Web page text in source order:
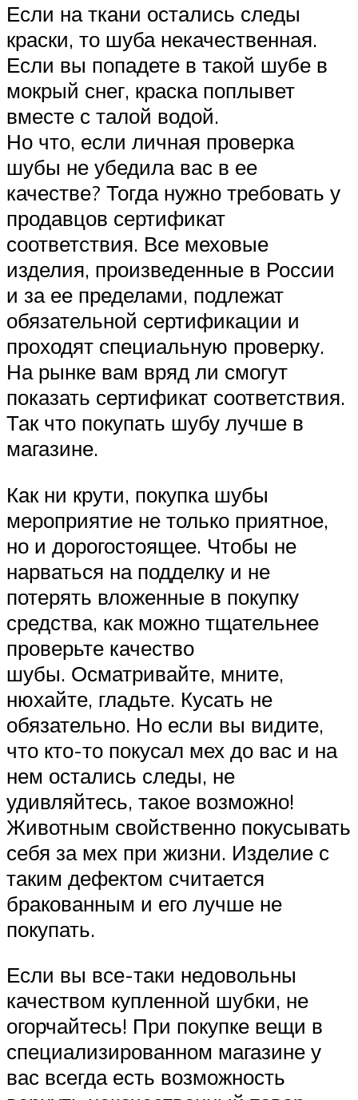
Если на ткани остались следы
краски, то шуба некачественная.
Если вы попадете в такой шубе в
мокрый снег, краска поплывет
вместе с талой водой.
Но что, если личная проверка
шубы не убедила вас в ее
качестве? Тогда нужно требовать у
продавцов сертификат
соответствия. Все меховые
изделия, произведенные в России
и за ее пределами, подлежат
обязательной сертификации и
проходят специальную проверку.
На рынке вам вряд ли смогут
показать сертификат соответствия.
Так что покупать шубу лучше в
магазине.
Как ни крути, покупка шубы
мероприятие не только приятное,
но и дорогостоящее. Чтобы не
нарваться на подделку и не
потерять вложенные в покупку
средства, как можно тщательнее
проверьте качество
шубы. Осматривайте, мните,
нюхайте, гладьте. Кусать не
обязательно. Но если вы видите,
что кто-то покусал мех до вас и на
нем остались следы, не
удивляйтесь, такое возможно!
Животным свойственно покусывать
себя за мех при жизни. Изделие с
таким дефектом считается
бракованным и его лучше не
покупать.
Если вы все-таки недовольны
качеством купленной шубки, не
огорчайтесь! При покупке вещи в
специализированном магазине у
вас всегда есть возможность